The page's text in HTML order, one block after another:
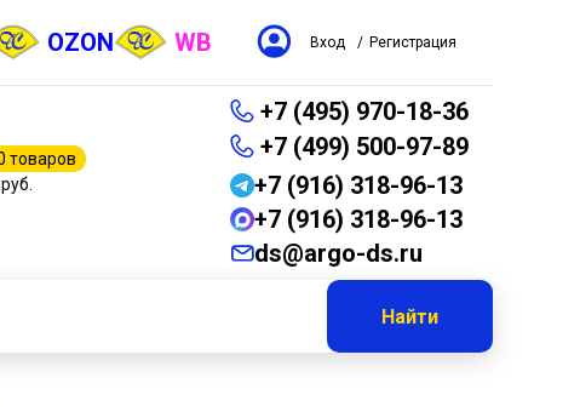
OZON WB Вход / Регистрация
товаров
+7 (495) 970-18-36
+7 (499) 500-97-89
+7 (916) 318-96-13
+7 (916) 318-96-13
ds@argo-ds.ru
Найти